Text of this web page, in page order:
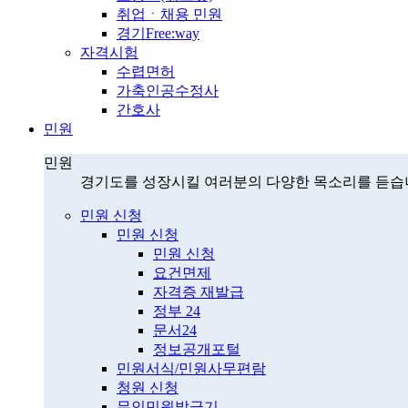
취업ㆍ채용 민원
경기Free:way
자격시험
수렵면허
가축인공수정사
간호사
민원
민원
경기도를 성장시킬 여러분의 다양한 목소리를 듣습
민원 신청
민원 신청
민원 신청
요건면제
자격증 재발급
정부 24
문서24
정보공개포털
민원서식/민원사무편람
청원 신청